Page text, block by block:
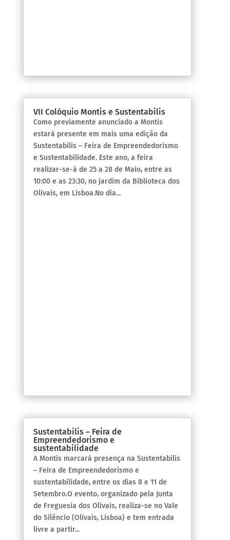
VII Colóquio Montis e Sustentabilis
Como previamente anunciado a Montis
estará presente em mais uma edição da
Sustentabilis – Feira de Empreendedorismo
e Sustentabilidade. Este ano, a feira
realizar-se-á de 25 a 28 de Maio, entre as
10:00 e as 23:30, no jardim da Biblioteca dos
Olivais, em Lisboa.No dia...
Sustentabilis – Feira de
Empreendedorismo e
sustentabilidade
A Montis marcará presença na Sustentabilis
– Feira de Empreendedorismo e
sustentabilidade, entre os dias 8 e 11 de
Setembro.O evento, organizado pela Junta
de Freguesia dos Olivais, realiza-se no Vale
do Silêncio (Olivais, Lisboa) e tem entrada
livre a partir...